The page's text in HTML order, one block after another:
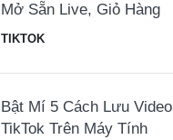
Mở Sẵn Live, Giỏ Hàng
TIKTOK
Bật Mí 5 Cách Lưu Video
TikTok Trên Máy Tính